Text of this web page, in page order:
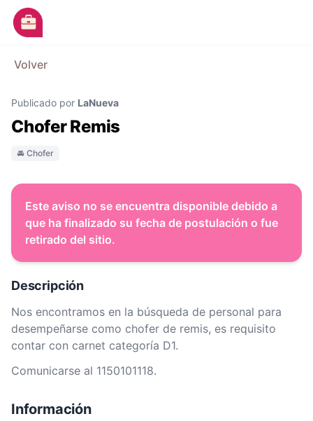
Ir al contenido principal
Categorías
Empresas
Blog
Dejá tu CV
Volver
Publicado por LaNueva
Chofer Remis
🚘 Chofer
Este aviso no se encuentra disponible debido a
que ha finalizado su fecha de postulación o fue
retirado del sitio.
Descripción
Nos encontramos en la búsqueda de personal para
desempeñarse como chofer de remis, es requisito
contar con carnet categoría D1.
Comunicarse al 1150101118.
Información